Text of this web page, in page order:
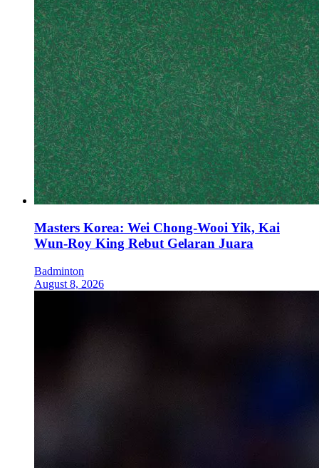
Masters Korea: Wei Chong-Wooi Yik, Kai
Wun-Roy King Rebut Gelaran Juara
Badminton
August 8, 2026